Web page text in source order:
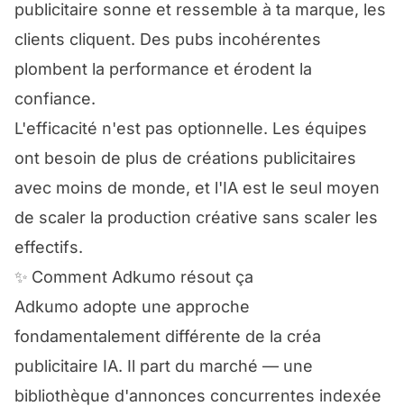
publicitaire sonne et ressemble à ta marque, les
clients cliquent. Des pubs incohérentes
plombent la performance et érodent la
confiance.
L'efficacité n'est pas optionnelle. Les équipes
ont besoin de plus de créations publicitaires
avec moins de monde, et l'IA est le seul moyen
de scaler la production créative sans scaler les
effectifs.
✨ Comment Adkumo résout ça
Adkumo adopte une approche
fondamentalement différente de la créa
publicitaire IA. Il part du marché — une
bibliothèque d'annonces concurrentes indexée